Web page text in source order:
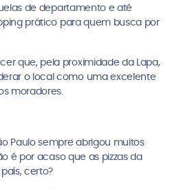
de departamento e até
prático para quem busca por
que, pela proximidade da Lapa,
o local como uma excelente
moradores.
Paulo sempre abrigou muitos
é por acaso que as pizzas da
certo?